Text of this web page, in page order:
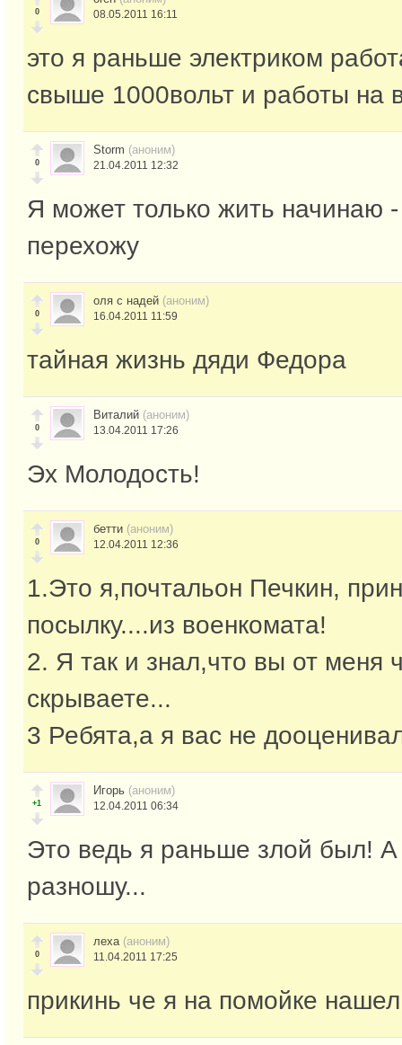
0 08.05.2011 16:11
это я раньше электриком
свыше 1000вольт и работы на
0
Storm (аноним)
21.04.2011 12:32
Я может только жить начинаю
перехожу
0
оля с надей (аноним)
16.04.2011 11:59
тайная жизнь дяди Федора
0
Виталий (аноним)
13.04.2011 17:26
Эх Молодость!
0
бетти (аноним)
12.04.2011 12:36
1.Это я,почтальон Печкин,
посылку....из военкомата!
2. Я так и знал,что вы от меня
скрываете...
3 Ребята,а я вас не
+1
Игорь (аноним)
12.04.2011 06:34
Это ведь я раньше злой был! А
разношу...
0
леха (аноним)
11.04.2011 17:25
прикинь че я на помойке